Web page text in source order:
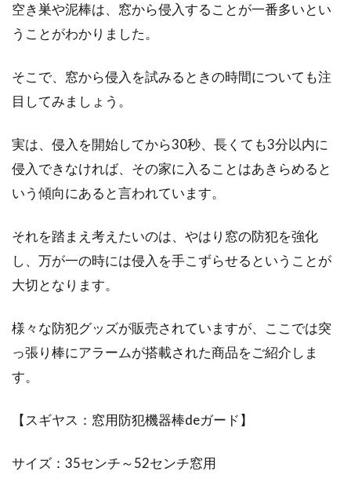
100均で購入できる窓用のストッパーを使った
ことはありますか？窓をしっかり防犯したい時
ラス割れ！修理か交換を
ルーバー窓は、防犯上の理由で窓を閉めたまま
100均なら種類が豊富！
空き巣や泥棒は、窓から侵入することが一番多いとい
うことがわかりました。
そこで、窓から侵入を試みるときの時間についても注
目してみましょう。
実は、侵入を開始してから30秒、長くても3分以内に
侵入できなければ、その家に入ることはあきらめると
いう傾向にあると言われています。
それを踏まえ考えたいのは、やはり窓の防犯を強化
し、万が一の時には侵入を手こずらせるということが
大切となります。
様々な防犯グッズが販売されていますが、ここでは突
っ張り棒にアラームが搭載された商品をご紹介しま
す。
【スギヤス：窓用防犯機器棒deガード】
サイズ：35センチ～52センチ窓用